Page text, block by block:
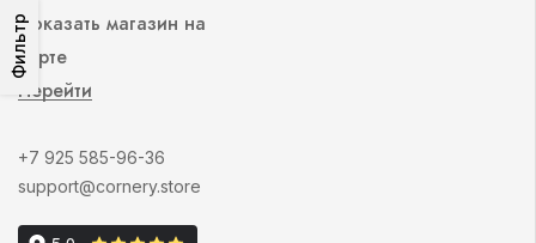
ФильтрПоказать магазин на
карте
Перейти
+7 925 585-96-36
support@cornery.store